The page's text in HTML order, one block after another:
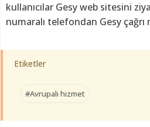
kullanıcılar Gesy web sitesini
numaralı telefondan Gesy
Etiketler
#Avrupalı hizmet